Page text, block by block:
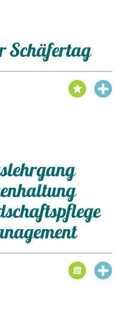
Schäfertag
im Hüten
mit eigenem
und